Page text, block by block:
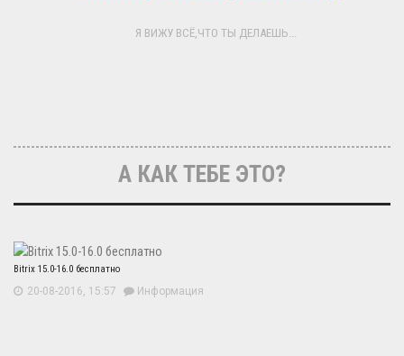
Я ВИЖУ ВСЁ,ЧТО ТЫ ДЕЛАЕШЬ...
А КАК ТЕБЕ ЭТО?
Bitrix 15.0-16.0 бесплатно
20-08-2016, 15:57 Информация